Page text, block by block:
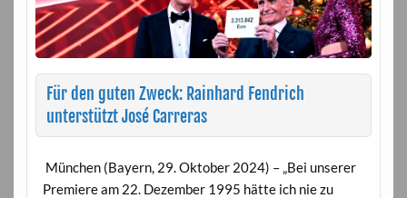
Für den guten Zweck: Rainhard Fendrich
unterstützt José Carreras
München (Bayern, 29. Oktober 2024) – „Bei unserer
Premiere am 22. Dezember 1995 hätte ich nie zu